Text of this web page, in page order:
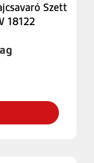
Szett
18122